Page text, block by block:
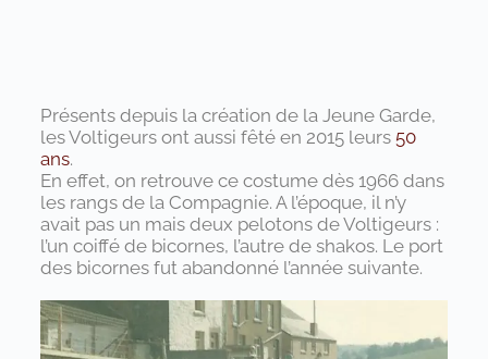
Présents depuis la création de la Jeune Garde,
les Voltigeurs ont aussi fêté en 2015 leurs 50
ans.
En effet, on retrouve ce costume dès 1966 dans
les rangs de la Compagnie. A l’époque, il n’y
avait pas un mais deux pelotons de Voltigeurs :
l’un coiffé de bicornes, l’autre de shakos. Le port
des bicornes fut abandonné l’année suivante.